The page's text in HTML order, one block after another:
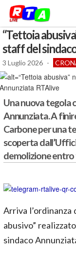
“Tettoia
staff del
3 Luglio 2026 -
Una nuova tegola
Annunziata. A
Carbone per una
scoperta
demolizione entro
Arriva
abusivo”
sindaco